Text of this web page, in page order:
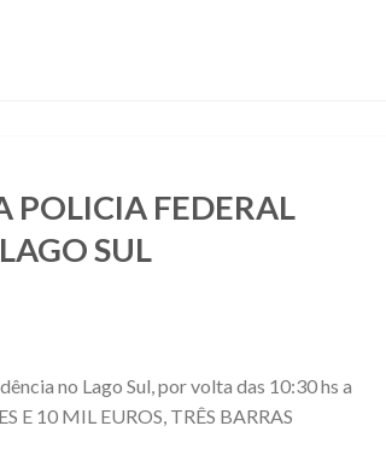
POLICIA FEDERAL
SUL
no Lago Sul, por volta das 10:30 hs a
E 10 MIL EUROS, TRÊS BARRAS